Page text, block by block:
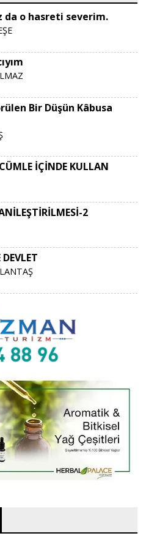
da o hasreti severim.
Bir Düşün Kâbusa
İÇİNDE KULLAN
2